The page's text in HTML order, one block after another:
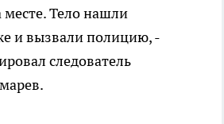
месте. Тело нашли
и вызвали полицию, -
следователь